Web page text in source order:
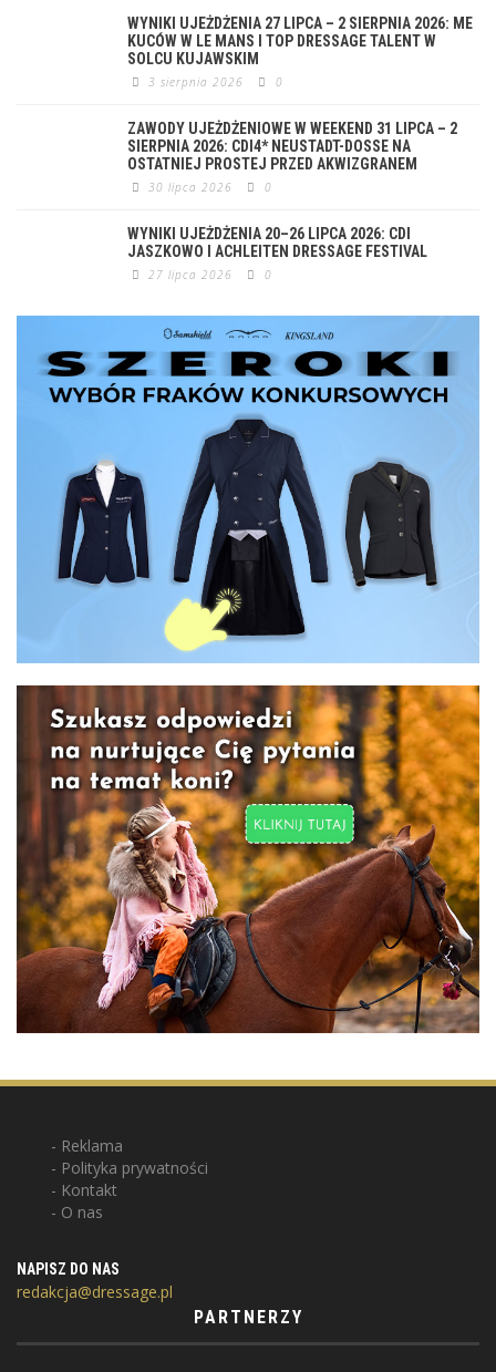
WYNIKI UJEŻDŻENIA 27 LIPCA – 2 SIERPNIA 2026: ME
KUCÓW W LE MANS I TOP DRESSAGE TALENT W
SOLCU KUJAWSKIM
3 sierpnia 2026 0
ZAWODY UJEŻDŻENIOWE W WEEKEND 31 LIPCA – 2
SIERPNIA 2026: CDI4* NEUSTADT-DOSSE NA
OSTATNIEJ PROSTEJ PRZED AKWIZGRANEM
30 lipca 2026 0
WYNIKI UJEŻDŻENIA 20–26 LIPCA 2026: CDI
JASZKOWO I ACHLEITEN DRESSAGE FESTIVAL
27 lipca 2026 0
Reklama
Polityka prywatności
Kontakt
O nas
NAPISZ DO NAS
redakcja@dressage.pl
PARTNERZY